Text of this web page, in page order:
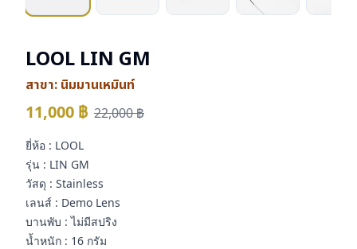
LOOL LIN GM
สาขา: นิมมานเหมินท์
11,000 ฿ 22,000฿
ยี่ห้อ : LOOL
รุ่น : LIN GM
วัสดุ : Stainless
เลนส์ : Demo Lens
บานพับ : ไม่มีสปริง
น้ำหนัก : 16 กรัม